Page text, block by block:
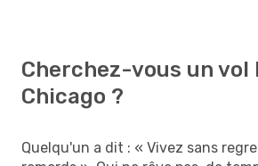
Cherchez-vous un vol
Chicago ?
Quelqu'un a dit : « Vivez sans